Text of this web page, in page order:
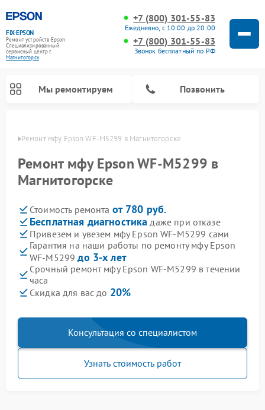
FIX-EPSON
Ремонт устройств Epson
Специализированный
cервисный центр г.
Магнитогорск
+7 (800) 301-55-83
Ежедневно, с 10:00 до 20:00
+7 (800) 301-55-83
Звонок бесплатный по РФ
Мы ремонтируем Позвонить
Ремонт мфу Epson WF-M5299 в Магнитогорске
Ремонт мфу Epson WF-M5299 в
Магнитогорске
Стоимость ремонта от 780 руб.
Бесплатная диагностика даже при отказе
Привезем и увезем мфу Epson WF-M5299 сами
Гарантия на наши работы по ремонту мфу Epson
WF-M5299до 3-х лет
Срочный ремонт мфу Epson WF-M5299 в течении
часа
Скидка для вас до 20%
Консультация со специалистом
Узнать стоимость работ